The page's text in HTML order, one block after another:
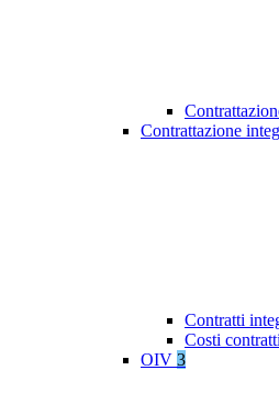
Contrattazione
Contratti
Costi
OIV 3